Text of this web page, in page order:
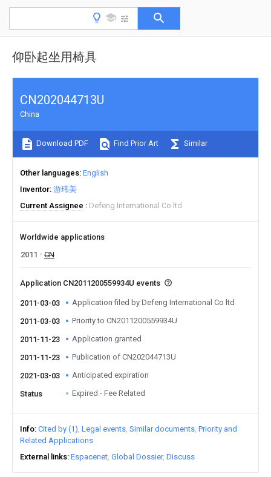
仰卧起坐用椅具
CN202044713U
China
Download PDF Find Prior Art Similar
Other languages English
Inventor 游玮美
Current Assignee
Defeng International Co ltd
Worldwide applications
2011
CN
Application CN2011200559934U events
2011-03-03 Application filed by Defeng International Co ltd
2011-03-03 Priority to CN2011200559934U
2011-11-23 Application granted
2011-11-23 Publication of CN202044713U
2021-03-03 Anticipated expiration
Status Expired - Fee Related
Info Cited by (1) Legal events Similar documents Priority and
Related Applications
External links Espacenet Global Dossier Discuss